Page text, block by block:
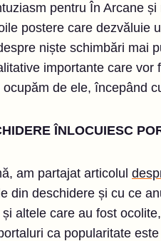
pentru În Arcane
postere care dezvăluie
niște schimbări mai
importante care
de ele, începând
ÎNLOCUIESC
am partajat articolul
din deschidere și cu ce
altele care au fost
ca popularitate